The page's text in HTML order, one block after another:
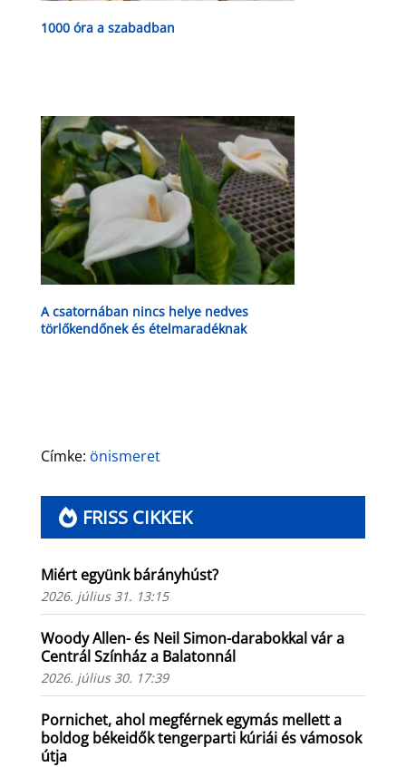
1000 óra a szabadban
A csatornában nincs helye nedves
törlőkendőnek és ételmaradéknak
Címke: önismeret
FRISS CIKKEK
Miért együnk bárányhúst?
2026. július 31. 13:15
Woody Allen- és Neil Simon-darabokkal vár a
Centrál Színház a Balatonnál
2026. július 30. 17:39
Pornichet, ahol megférnek egymás mellett a
boldog békeidők tengerparti kúriái és vámosok
útja